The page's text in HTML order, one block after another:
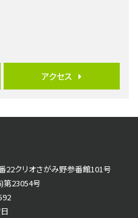
バ15分・歩1分
車並列2台駐…
3,680万円
ある広さ…
アクセス
クリオさがみ野参番館101号
第23054号